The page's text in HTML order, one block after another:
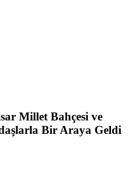
Millet Bahçesi ve
Bir Araya Geldi